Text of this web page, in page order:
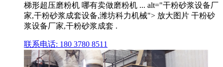
梯形超压磨粉机 哪有卖做磨粉机 ... alt="干粉砂浆设备厂
家,干粉砂浆成套设备,潍坊科力机械"> 放大图片 干粉砂
浆设备厂家,干粉砂浆成套 .
联系电话: 180 3780 8511